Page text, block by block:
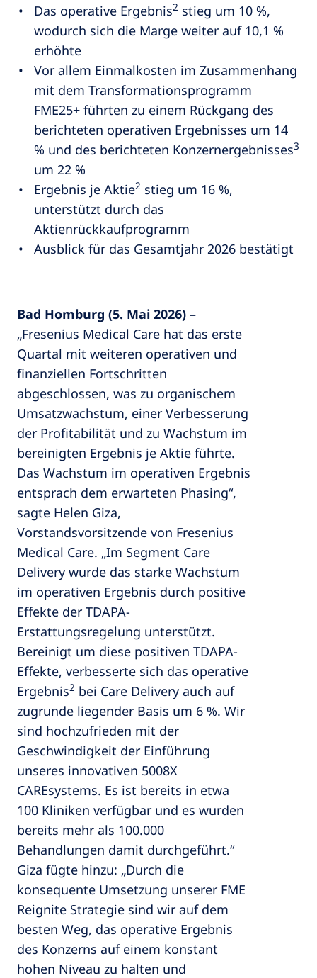
Das operative Ergebnis2 stieg um 10 %,
wodurch sich die Marge weiter auf 10,1 %
erhöhte
Vor allem Einmalkosten im Zusammenhang
mit dem Transformationsprogramm
FME25+ führten zu einem Rückgang des
berichteten operativen Ergebnisses um 14
% und des berichteten Konzernergebnisses3
um 22 %
Ergebnis je Aktie2 stieg um 16 %,
unterstützt durch das
Aktienrückkaufprogramm
Ausblick für das Gesamtjahr 2026 bestätigt
Bad Homburg (5. Mai 2026) –
„Fresenius Medical Care hat das erste
Quartal mit weiteren operativen und
finanziellen Fortschritten
abgeschlossen, was zu organischem
Umsatzwachstum, einer Verbesserung
der Profitabilität und zu Wachstum im
bereinigten Ergebnis je Aktie führte.
Das Wachstum im operativen Ergebnis
entsprach dem erwarteten Phasing“,
sagte Helen Giza,
Vorstandsvorsitzende von Fresenius
Medical Care. „Im Segment Care
Delivery wurde das starke Wachstum
im operativen Ergebnis durch positive
Effekte der TDAPA-
Erstattungsregelung unterstützt.
Bereinigt um diese positiven TDAPA-
Effekte, verbesserte sich das operative
Ergebnis2 bei Care Delivery auch auf
zugrunde liegender Basis um 6 %. Wir
sind hochzufrieden mit der
Geschwindigkeit der Einführung
unseres innovativen 5008X
CAREsystems. Es ist bereits in etwa
100 Kliniken verfügbar und es wurden
bereits mehr als 100.000
Behandlungen damit durchgeführt.“
Giza fügte hinzu: „Durch die
konsequente Umsetzung unserer FME
Reignite Strategie sind wir auf dem
besten Weg, das operative Ergebnis
des Konzerns auf einem konstant
hohen Niveau zu halten und